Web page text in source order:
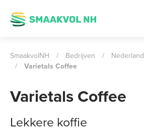
SmaakvolNH / Bedrijven / Nederland
/
Varietals Coffee
Varietals Coffee
Lekkere koffie